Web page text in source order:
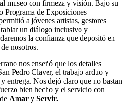
museo con firmeza y visión. Bajo su
Programa de Exposiciones
a jóvenes artistas, gestores
un diálogo inclusivo y
la confianza que depositó en
nosotros.
nos enseñó que los detalles
Pedro Claver, el trabajo arduo y
entrega. Nos dejó claro que no bastan
bien hecho y el servicio con
Amar y Servir.